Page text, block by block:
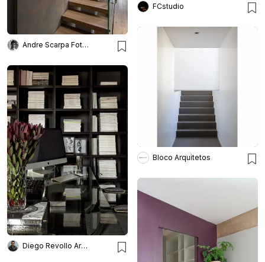
FCstudio
Andre Scarpa Fotografia
Bloco Arquitetos
Diego Revollo Arquitetura